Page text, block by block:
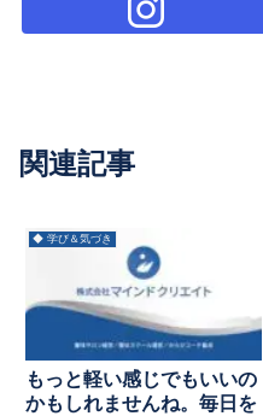
関連記事
◆ 学び＆気づき
もっと軽い感じでもいいの
かもしれませんね。毎日を